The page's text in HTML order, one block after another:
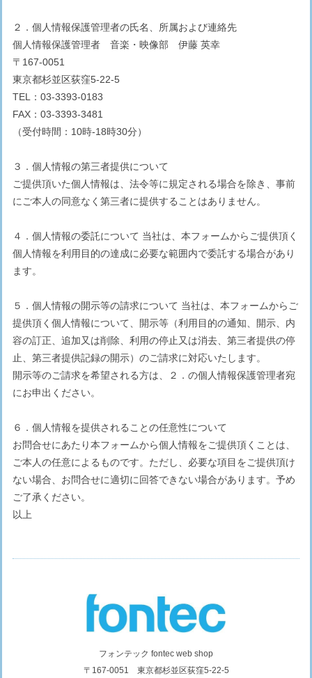
２．個人情報保護管理者の氏名、所属および連絡先
個人情報保護管理者 音楽・映像部 伊藤 英幸
〒167-0051
東京都杉並区荻窪5-22-5
TEL：03-3393-0183
FAX：03-3393-3481
（受付時間：10時-18時30分）
３．個人情報の第三者提供について
ご提供頂いた個人情報は、法令等に規定される場合を除き、事前
にご本人の同意なく第三者に提供することはありません。
４．個人情報の委託について 当社は、本フォームからご提供頂く
個人情報を利用目的の達成に必要な範囲内で委託する場合があり
ます。
５．個人情報の開示等の請求について 当社は、本フォームからご
提供頂く個人情報について、開示等（利用目的の通知、開示、内
容の訂正、追加又は削除、利用の停止又は消去、第三者提供の停
止、第三者提供記録の開示）のご請求に対応いたします。
開示等のご請求を希望される方は、２．の個人情報保護管理者宛
にお申出ください。
６．個人情報を提供されることの任意性について
お問合せにあたり本フォームから個人情報をご提供頂くことは、
ご本人の任意によるものです。ただし、必要な項目をご提供頂け
ない場合、お問合せに適切に回答できない場合があります。予め
ご了承ください。
以上
フォンテック fontec web shop
〒167-0051 東京都杉並区荻窪5-22-5